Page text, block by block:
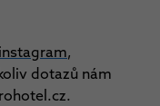
instagram,
dotazů nám